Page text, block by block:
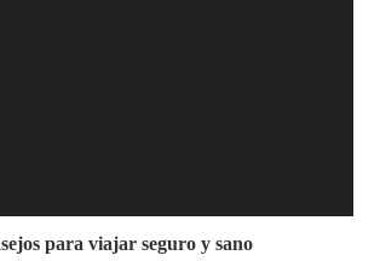
para viajar seguro y sano